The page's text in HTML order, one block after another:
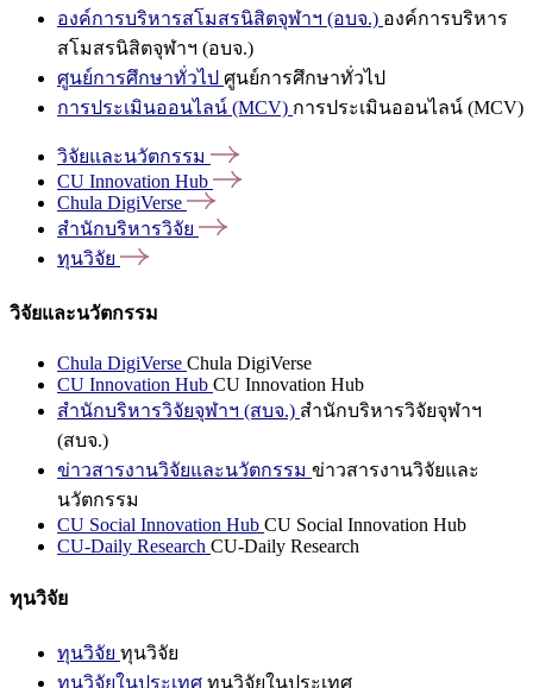
องค์การบริหารสโมสรนิสิตจุฬาฯ (อบจ.) องค์การบริหาร
สโมสรนิสิตจุฬาฯ (อบจ.)
ศูนย์การศึกษาทั่วไป ศูนย์การศึกษาทั่วไป
การประเมินออนไลน์ (MCV) การประเมินออนไลน์ (MCV)
วิจัยและนวัตกรรม
CU Innovation Hub
Chula DigiVerse
สำนักบริหารวิจัย
ทุนวิจัย
วิจัยและนวัตกรรม
Chula DigiVerse Chula DigiVerse
CU Innovation Hub CU Innovation Hub
สำนักบริหารวิจัยจุฬาฯ (สบจ.) สำนักบริหารวิจัยจุฬาฯ
(สบจ.)
ข่าวสารงานวิจัยและนวัตกรรม ข่าวสารงานวิจัยและ
นวัตกรรม
CU Social Innovation Hub CU Social Innovation Hub
CU-Daily Research CU-Daily Research
ทุนวิจัย
ทุนวิจัย ทุนวิจัย
ทุนวิจัยในประเทศ ทุนวิจัยในประเทศ